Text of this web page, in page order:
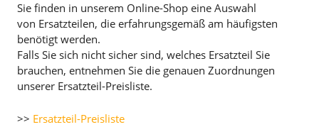
Sie finden in unserem Online-Shop eine Auswahl
von Ersatzteilen, die erfahrungsgemäß am häufigsten
benötigt werden.
Falls Sie sich nicht sicher sind, welches Ersatzteil Sie
brauchen, entnehmen Sie die genauen Zuordnungen
unserer Ersatzteil-Preisliste.
>> Ersatzteil-Preisliste